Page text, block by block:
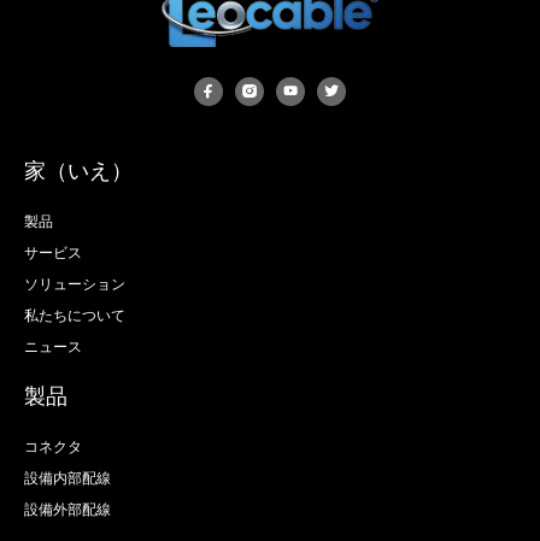
家（いえ）
製品
サービス
ソリューション
私たちについて
ニュース
製品
コネクタ
設備内部配線
設備外部配線